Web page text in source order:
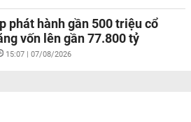
phát hành gần 500 triệu cổ
vốn lên gần 77.800 tỷ
15:07 | 07/08/2026